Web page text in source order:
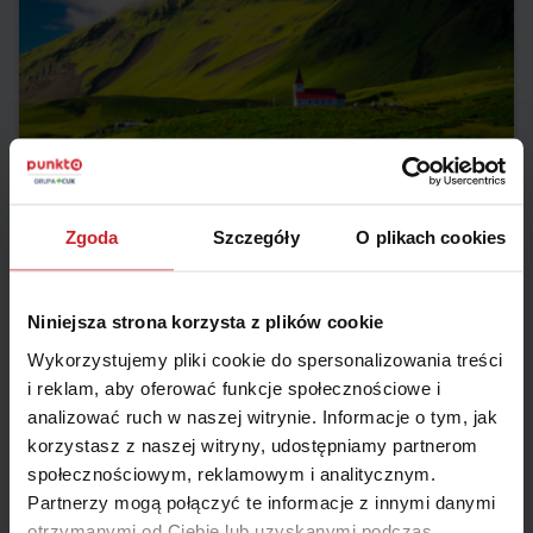
Zgoda Szczegóły O plikach cookies
Niniejsza strona korzysta z plików cookie
Wykorzystujemy pliki cookie do spersonalizowania treści
i reklam, aby oferować funkcje społecznościowe i
analizować ruch w naszej witrynie. Informacje o tym, jak
korzystasz z naszej witryny, udostępniamy partnerom
społecznościowym, reklamowym i analitycznym.
Partnerzy mogą połączyć te informacje z innymi danymi
Mimo obaw dotyczących dalszych podwyżek, OC znowu poszło
Czytaj więcej